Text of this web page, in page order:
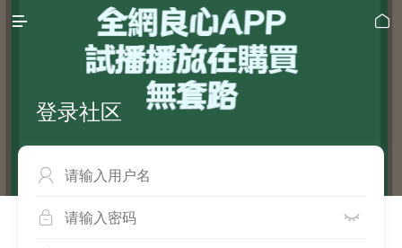
 
登录社区

 